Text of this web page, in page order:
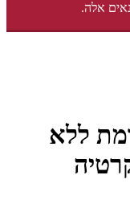
אלה.
ללא